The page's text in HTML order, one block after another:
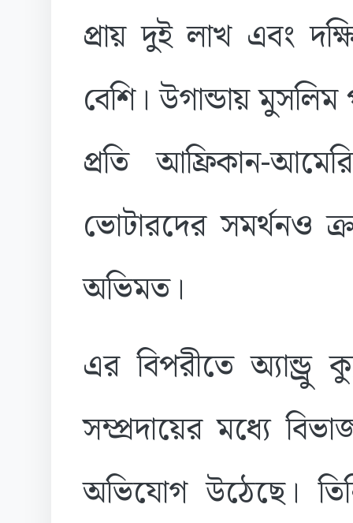
প্রায় দুই লাখ এবং
বেশি। উগান্ডায়
প্রতি আফ্রিকান-
ভোটারদের সমর্থনও
অভিমত।
এর বিপরীতে অ্যান্ড্রু
সম্প্রদায়ের মধ্যে
অভিযোগ উঠেছে।